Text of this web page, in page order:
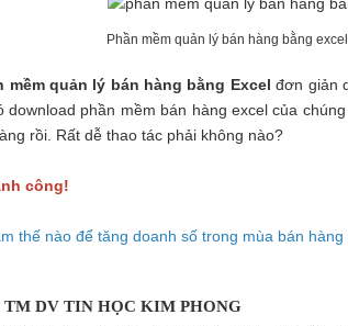
Phần mềm quản lý bán hàng bằng
mềm quản lý bán hàng bằng Excel đơn giản
download phần mềm bán hàng excel của
rồi. Rất dễ thao tác phải không nào?
công!
thế nào để tăng doanh số trong mùa bán hàng
TM DV TIN HỌC KIM PHONG